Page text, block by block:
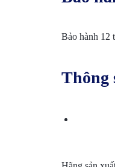
VÀ
Bảo hành 12
Thông